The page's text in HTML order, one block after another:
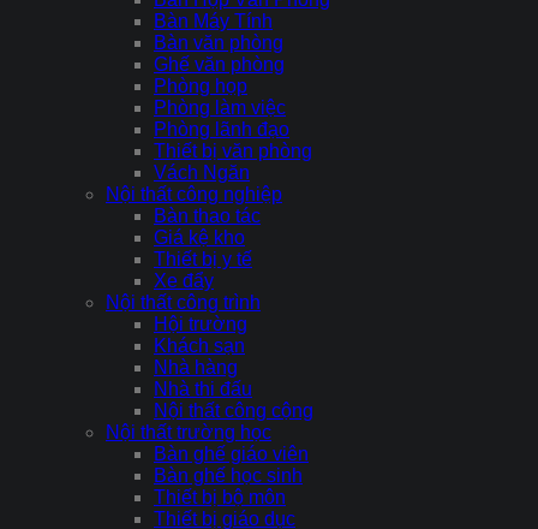
Bàn Máy Tính
Bàn văn phòng
Ghế văn phòng
Phòng họp
Phòng làm việc
Phòng lãnh đạo
Thiết bị văn phòng
Vách Ngăn
Nội thất công nghiệp
Bàn thao tác
Giá kệ kho
Thiết bị y tế
Xe đẩy
Nội thất công trình
Hội trường
Khách sạn
Nhà hàng
Nhà thi đấu
Nội thất công cộng
Nội thất trường học
Bàn ghế giáo viên
Bàn ghế học sinh
Thiết bị bộ môn
Thiết bị giáo dục